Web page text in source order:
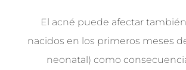
El acné puede afectar
nacidos en los primeros meses
neonatal) como